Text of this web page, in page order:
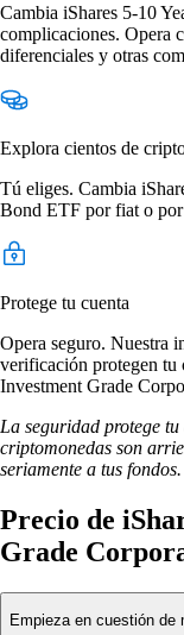
Cambia iShares 5-10
complicaciones. Opera
diferenciales y otras
Explora cientos de
Tú eliges. Cambia
Bond ETF por fiat o por
Protege tu cuenta
Opera seguro. Nuestra
verificación protegen tu
Investment Grade
La seguridad protege
criptomonedas son
seriamente a tus fondos.
Precio de
Grade
Empieza en cuestión de